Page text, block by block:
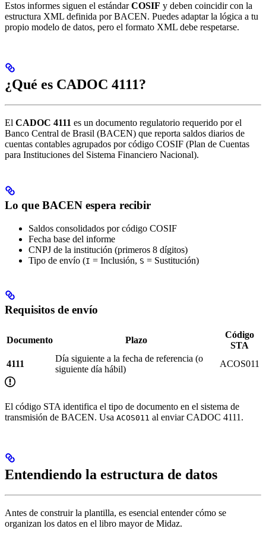
Estos informes siguen el estándarCOSIF y deben coincidir con la
estructura XML definida por BACEN. Puedes adaptar la lógica a tu
propio modelo de datos, pero el formato XML debe respetarse.
¿Qué es CADOC 4111?
El CADOC 4111 es un documento regulatorio requerido por el
Banco Central de Brasil (BACEN) que reporta saldos diarios de
cuentas contables agrupados por código COSIF (Plan de Cuentas
para Instituciones del Sistema Financiero Nacional).
Lo que BACEN espera recibir
Saldos consolidados por código COSIF
Fecha base del informe
CNPJ de la institución (primeros 8 dígitos)
Tipo de envío (I = Inclusión, S = Sustitución)
Requisitos de envío
Documento Plazo
Código
STA
4111
Día siguiente a la fecha de referencia (o
siguiente día hábil)
ACOS011
El código STA identifica el tipo de documento en el sistema de
transmisión de BACEN. Usa ACOS011 al enviar CADOC 4111.
Entendiendo la estructura de datos
Antes de construir la plantilla, es esencial entender cómo se
organizan los datos en el libro mayor de Midaz.